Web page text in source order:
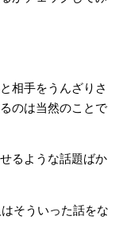
相手をうんざりさ
のは当然のことで
るような話題ばか
そういった話をな